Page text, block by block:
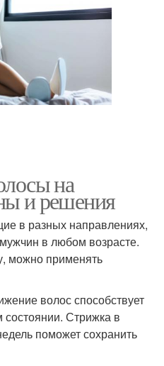
на
и решения
в разных направлениях,
в любом возрасте.
можно применять
волос способствует
Стрижка в
поможет сохранить